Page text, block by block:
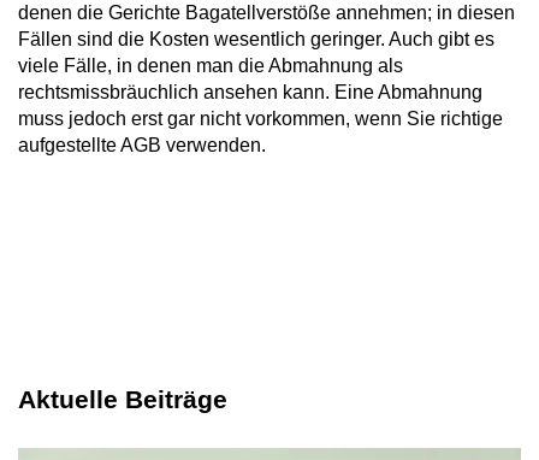
denen die Gerichte Bagatellverstöße annehmen; in diesen
Fällen sind die Kosten wesentlich geringer. Auch gibt es
viele Fälle, in denen man die Abmahnung als
rechtsmissbräuchlich ansehen kann. Eine Abmahnung
muss jedoch erst gar nicht vorkommen, wenn Sie richtige
aufgestellte AGB verwenden.
Aktuelle Beiträge